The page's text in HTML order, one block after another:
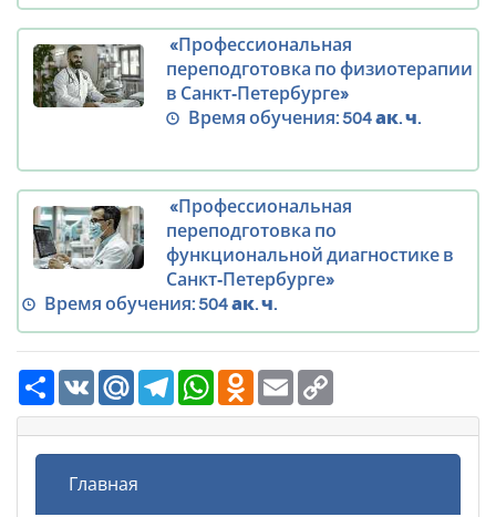
«Профессиональная
переподготовка по физиотерапии
в Санкт‑Петербурге»
Время обучения:504 ак. ч.
«Профессиональная
переподготовка по
функциональной диагностике в
Санкт‑Петербурге»
Время обучения:504 ак. ч.
РесурсVK Mail.Ru TelegramWhatsAppOdnoklassniki
Email
Главная